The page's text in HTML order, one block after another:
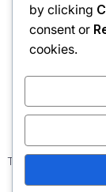
Selamat
Edufluncer
menulis.
Tags:
by clicking
consent or
cookies.